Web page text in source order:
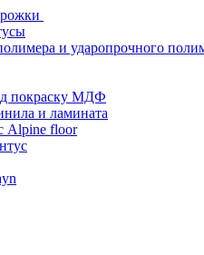
и ударопрочного
покраску МДФ
и ламината
Alpine floor